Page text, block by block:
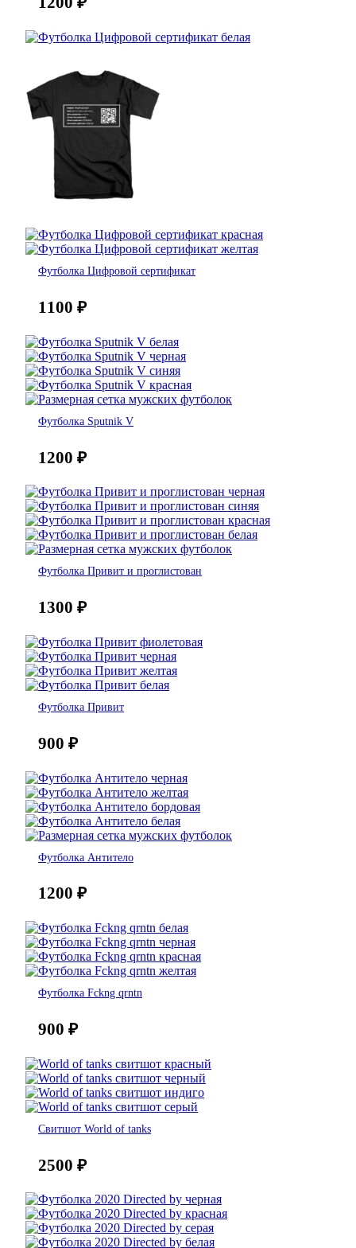
Футболка Цифровой сертификат
1100 ₽
Футболка Sputnik V
1200 ₽
Футболка Привит и проглистован
1300 ₽
Футболка Привит
900 ₽
Футболка Антитело
1200 ₽
Футболка Fckng qrntn
900 ₽
Свитшот World of tanks
2500 ₽